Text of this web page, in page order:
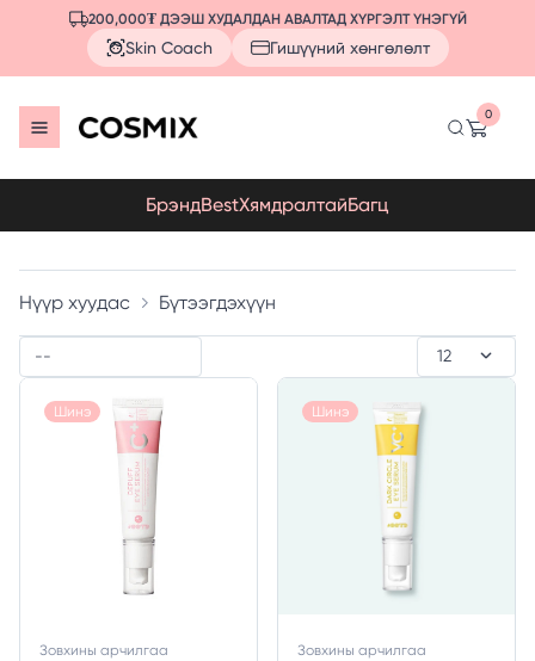
200,000₮ ДЭЭШ ХУДАЛДАН АВАЛТАД ХҮРГЭЛТ ҮНЭГҮЙ
Skin Coach Гишүүний хөнгөлөлт
0
БрэндBestХямдралтайБагц
Нүүр хуудас Бүтээгдэхүүн
Шинэ
Зовхины арчилгаа
Шинэ
Зовхины арчилгаа